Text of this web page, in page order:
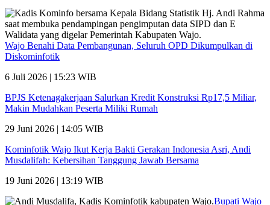
Wajo Benahi Data Pembangunan, Seluruh OPD Dikumpulkan di
Diskominfotik
6 Juli 2026 | 15:23 WIB
BPJS Ketenagakerjaan Salurkan Kredit Konstruksi Rp17,5 Miliar,
Makin Mudahkan Peserta Miliki Rumah
29 Juni 2026 | 14:05 WIB
Kominfotik Wajo Ikut Kerja Bakti Gerakan Indonesia Asri, Andi
Musdalifah: Kebersihan Tanggung Jawab Bersama
19 Juni 2026 | 13:19 WIB
Bupati Wajo